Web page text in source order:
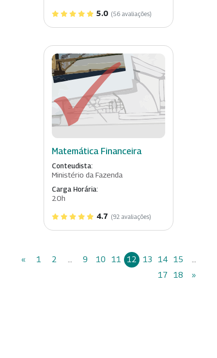
5.0 (56 avaliações)
Matemática Financeira
Conteudista:
Ministério da Fazenda
Carga Horária:
20h
4.7 (92 avaliações)
« 1 2 ... 9 10 11 12 13 14 15
...
17
18 »